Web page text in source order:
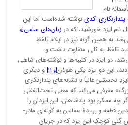
نام
پندارنگاری اکدینوشته شده‌است اما این
ایزد خورشید، که در زبان‌های سامی[و
به همین گونه نیز در ایلام تلفظ
تلفظ به کلی متفاوت داشت و
دو ایزد در کتیبه‌ها و نوشته‌های شاهی
این دو ایزد یکی هوبان[و ۱۱]
و دیگری
نخستین غالباً با نشانه‌های پندارنگاری
معرفی می‌کند که معنی تحت‌الفظی
چه ممکن بود پادشاهان، این ایزدان را
قطعه و بریدهُ سفالین به گونه‌ای مادر-
گِلی کوچکِ این ایزد که در جریان